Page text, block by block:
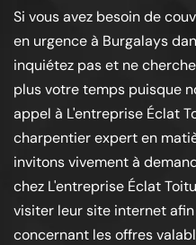
Si vous avez besoin de
en urgence à Burgalays
inquiétez pas et ne
plus votre temps puisque
appel à L'entreprise Éclat
charpentier expert en
invitons vivement à
chez L'entreprise Éclat
visiter leur site internet
concernant les offres